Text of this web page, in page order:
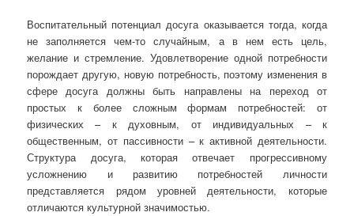
Воспитательный потенциал досуга оказывается тогда, когда
не заполняется чем-то случайным, а в нем есть цель,
желание и стремление. Удовлетворение одной потребности
порождает другую, новую потребность, поэтому изменения в
сфере досуга должны быть направлены на переход от
простых к более сложным формам потребностей: от
физических – к духовным, от индивидуальных – к
общественным, от пассивности – к активной деятельности.
Структура досуга, которая отвечает прогрессивному
усложнению и развитию потребностей личности
представляется рядом уровней деятельности, которые
отличаются культурной значимостью.